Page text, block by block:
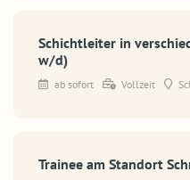
Schichtleiter in
w/d)
ab sofort Vollzeit
Trainee am Standort